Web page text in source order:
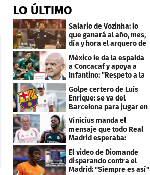
LO ÚLTIMO
Salario de Vozinha: lo
que ganará al año, mes,
día y hora el arquero de
Cabo Verde
México le da la espalda
a Concacaf y apoya a
Infantino: "Respeto a la
gobernanza"
Golpe certero de Luis
Enrique: se va del
Barcelona para jugar en
el PSG
Vinicius manda el
mensaje que todo Real
Madrid esperaba:
"Mourinho..."
El video de Diomande
disparando contra el
Madrid: "Siempre es así"